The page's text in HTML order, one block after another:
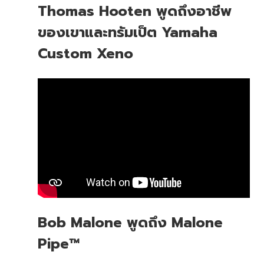
Thomas Hooten พูดถึงอาชีพ
ของเขาและทรัมเป็ต Yamaha
Custom Xeno
Bob Malone พูดถึง Malone
Pipe™